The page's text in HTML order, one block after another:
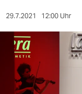
kultur
sport
berlin
nord
29.7.2021 12:00 Uhr